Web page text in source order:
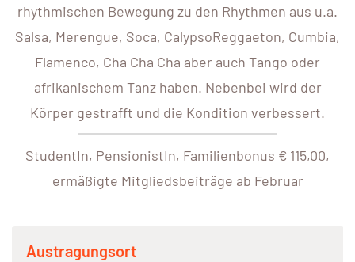
rhythmischen Bewegung zu den Rhythmen aus u.a.
Salsa, Merengue, Soca, CalypsoReggaeton, Cumbia,
Flamenco, Cha Cha Cha aber auch Tango oder
afrikanischem Tanz haben. Nebenbei wird der
Körper gestrafft und die Kondition verbessert.
StudentIn, PensionistIn, Familienbonus € 115,00,
ermäßigte Mitgliedsbeiträge ab Februar
Austragungsort